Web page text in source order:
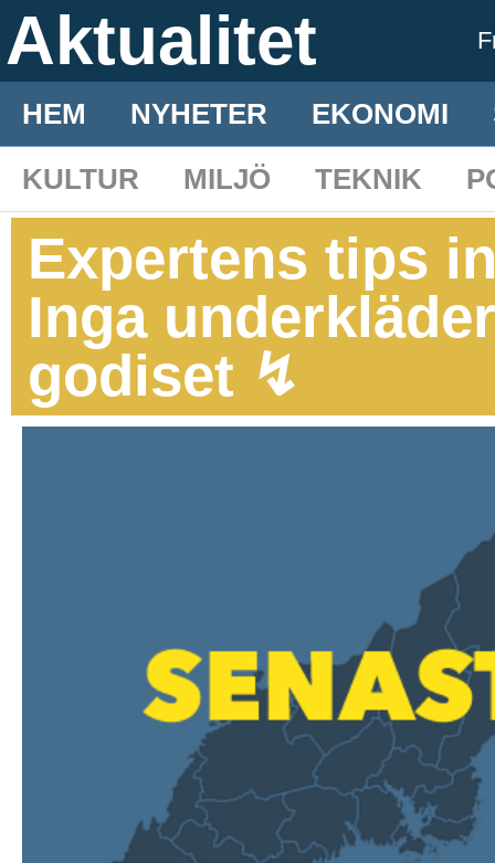
Aktualitet
HEM NYHETER EKONOMI
KULTUR
MILJÖ TEKNIK
Expertens tips
Inga
godiset ↯